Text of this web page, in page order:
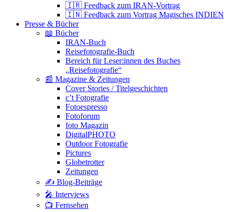
🇮🇷 Feedback zum IRAN-Vortrag
🇮🇳 Feedback zum Vortrag Magisches INDIEN
Presse & Bücher
📖 Bücher
IRAN-Buch
Reisefotografie-Buch
Bereich für Leser:innen des Buches
„Reisefotografie“
📰 Magazine & Zeitungen
Cover Stories / Titelgeschichten
c’t Fotografie
Fotoespresso
Fotoforum
foto Magazin
DigitalPHOTO
Outdoor Fotografie
Pictures
Globetrotter
Zeitungen
✍️ Blog-Beiträge
🎤 Interviews
📺 Fernsehen